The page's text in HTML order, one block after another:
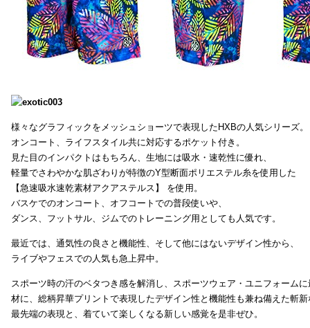
様々なグラフィックをメッシュショーツで表現したHXBの人気シリーズ。
オンコート、ライフスタイル共に対応するポケット付き。
見た目のインパクトはもちろん、生地には吸水・速乾性に優れ、
軽量でさわやかな肌ざわりが特徴のY型断面ポリエステル糸を使用した
【急速吸水速乾素材アクアステルス】 を使用。
バスケでのオンコート、オフコートでの普段使いや、
ダンス、フットサル、ジムでのトレーニング用としても人気です。
最近では、通気性の良さと機能性、そして他にはないデザイン性から、
ライブやフェスでの人気も急上昇中。
スポーツ時の汗のベタつき感を解消し、スポーツウェア・ユニフォーム
材に、総柄昇華プリントで表現したデザイン性と機能性も兼ね備えた斬
最先端の表現と、着ていて楽しくなる新しい感覚を是非ぜひ。